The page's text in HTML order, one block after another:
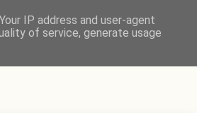
IP address and user-agent
of service, generate usage